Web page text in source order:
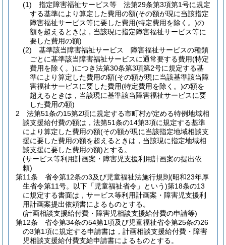
(1)
指定障害福祉サービス等 法第29条第3項第1号に規定
する基準により算定した費用の額(その額が現に当該指定
障害福祉サービス等に要した費用(特定費用を除く。)の
額を超えるときは，当該現に指定障害福祉サービス等に
要した費用の額)
(2)
基準該当障害福祉サービス 障害福祉サービスの種類
ごとに基準該当障害福祉サービスに通常要する費用(特定
費用を除く。)につき法第30条第3項第2号に規定する基
準により算定した費用の額(その額が現に当該基準該当障
害福祉サービスに要した費用(特定費用を除く。)の額を
超えるときは，当該現に基準該当障害福祉サービスに要
した費用の額)
2
法第51条の15第2項に規定する市町村が定める特例地域相
談支援給付費の額は，法第51条の14第3項に規定する基準
により算定した費用の額(その額が現に当該指定地域相談支
援に要した費用の額を超えるときは，当該現に指定地域相
談支援に要した費用の額)とする。
(サービス等利用計画案・障害児支援利用計画案の提出依
頼)
第11条
省令第12条の3及び児童福祉法施行規則 (昭和23年厚
生省令第11号。以下「児童福祉省令」という)第18条の13
に規定する書面は，サービス等利用計画案・障害児支援利
用計画案提出依頼書によるものとする。
(計画相談支援給付費・障害児相談支援給付費の申請等)
第12条
省令第34条の54第1項及び児童福祉省令第25条の26
の3第1項に規定する申請書は，計画相談支援給付費・障害
児相談支援給付費支給申請書によるものとする。